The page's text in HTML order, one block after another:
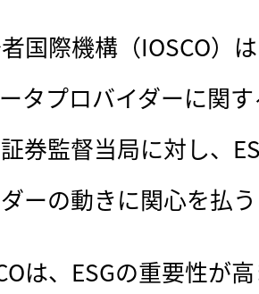
国際機構（IOSCO）
タプロバイダーに関
券監督当局に対し、
ーの動きに関心を払
は、 ESGの重要性が